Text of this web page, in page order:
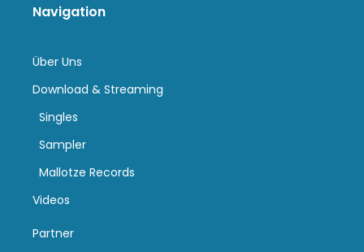
Navigation
Über Uns
Download & Streaming
Singles
Sampler
Mallotze Records
Videos
Partner